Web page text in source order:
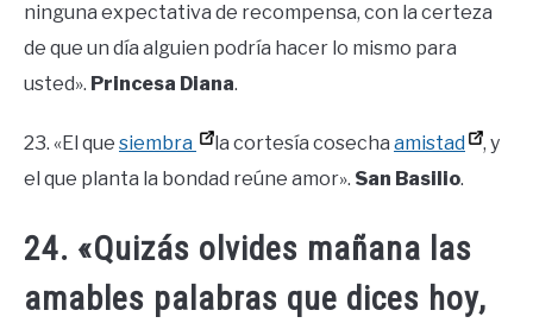
ninguna expectativa de recompensa, con la certeza
de que un día alguien podría hacer lo mismo para
usted». Princesa Diana.
23. «El que siembra la cortesía cosecha amistad
, y
el que planta la bondad reúne amor». San Basilio.
24. «Quizás olvides mañana las
amables palabras que dices hoy,